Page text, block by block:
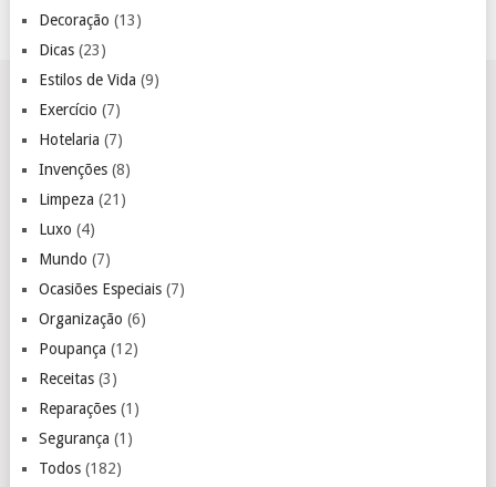
Decoração (13)
Dicas(23)
Estilos de Vida (9)
Exercício (7)
Hotelaria (7)
Invenções(8)
Limpeza (21)
Luxo (4)
Mundo (7)
Ocasiões Especiais(7)
Organização (6)
Poupança (12)
Receitas(3)
Reparações(1)
Segurança (1)
Todos(182)